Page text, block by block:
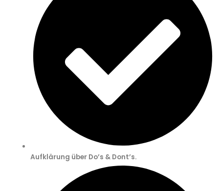
Aufklärung über Do’s & Dont’s.